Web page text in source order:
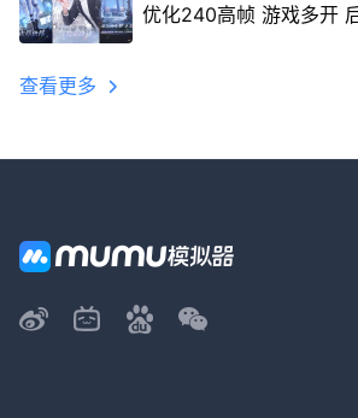
优化240高帧 游戏多开
查看更多